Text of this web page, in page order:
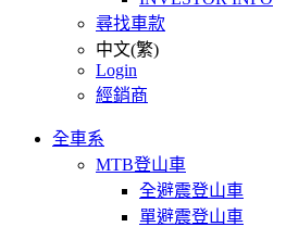
尋找車款
中文(繁)
Login
經銷商
全車系
MTB登山車
全避震登山車
單避震登山車